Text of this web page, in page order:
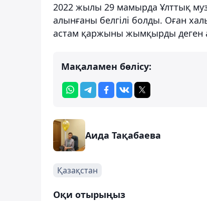
2022 жылы 29 мамырда Ұлттық
алынғаны белгілі болды. Оған
астам қаржыны жымқырды деген
Мақаламен бөлісу:
Аида Тақабаева
Қазақстан
Оқи отырыңыз